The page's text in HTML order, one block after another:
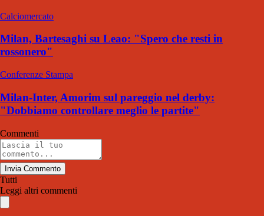
Calciomercato
Milan, Bartesaghi su Leao: "Spero che resti in
rossonero"
Conferenze Stampa
Milan-Inter, Amorim sul pareggio nel derby:
"Dobbiamo controllare meglio le partite"
Commenti
Invia Commento
Tutti
Leggi altri commenti